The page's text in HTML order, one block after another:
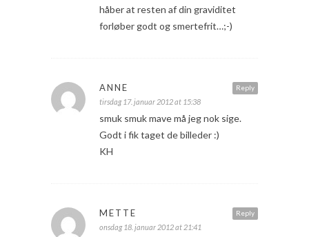
håber at resten af din graviditet
forløber godt og smertefrit…;-)
Reply
ANNE
tirsdag 17. januar 2012 at 15:38
smuk smuk mave må jeg nok sige.
Godt i fik taget de billeder :)
KH
Reply
METTE
onsdag 18. januar 2012 at 21:41